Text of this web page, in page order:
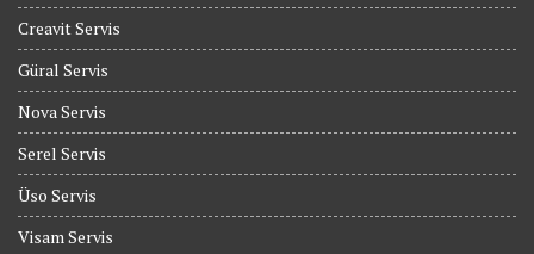
Creavit Servis
Güral Servis
Nova Servis
Serel Servis
Üso Servis
Visam Servis